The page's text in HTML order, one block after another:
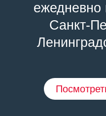
ежедневно
Санкт-